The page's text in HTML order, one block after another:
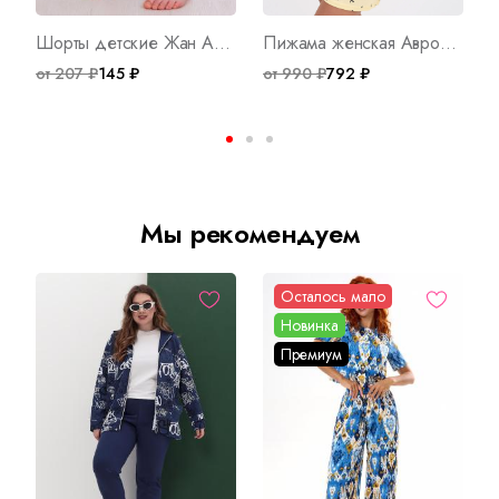
Шорты детские Жан Арт. 1004
от 207 ₽145 ₽
Пижама женская Аврора В Арт. 8267
от 990 ₽792 ₽
Мы рекомендуем
Осталось мало
Новинка
Премиум